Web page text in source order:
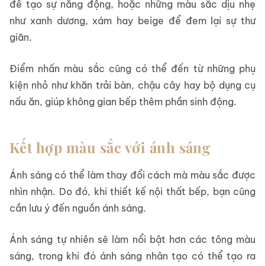
để tạo sự năng động, hoặc những màu sắc dịu nhẹ
như xanh dương, xám hay beige để đem lại sự thư
giãn.
Điểm nhấn màu sắc cũng có thể đến từ những phụ
kiện nhỏ như khăn trải bàn, chậu cây hay bộ dụng cụ
nấu ăn, giúp không gian bếp thêm phần sinh động.
Kết hợp màu sắc với ánh sáng
Ánh sáng có thể làm thay đổi cách mà màu sắc được
nhìn nhận. Do đó, khi thiết kế nội thất bếp, bạn cũng
cần lưu ý đến nguồn ánh sáng.
Ánh sáng tự nhiên sẽ làm nổi bật hơn các tông màu
sáng, trong khi đó ánh sáng nhân tạo có thể tạo ra